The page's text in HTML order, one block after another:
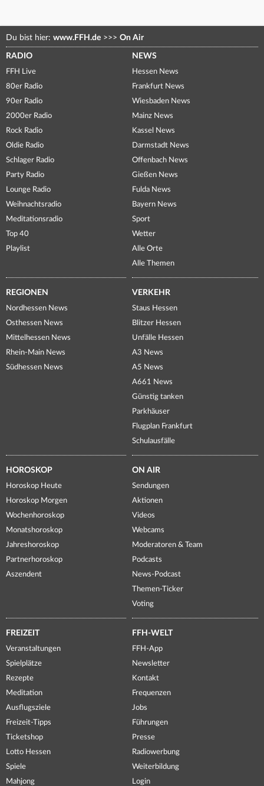
Du bist hier: www.FFH.de >>> On Air
RADIO
FFH Live
80er Radio
90er Radio
2000er Radio
Rock Radio
Oldie Radio
Schlager Radio
Party Radio
Lounge Radio
Weihnachtsradio
Meditationsradio
Top 40
Playlist
NEWS
Hessen News
Frankfurt News
Wiesbaden News
Mainz News
Kassel News
Darmstadt News
Offenbach News
Gießen News
Fulda News
Bayern News
Sport
Wetter
Alle Orte
Alle Themen
REGIONEN
Nordhessen News
Osthessen News
Mittelhessen News
Rhein-Main News
Südhessen News
VERKEHR
Staus Hessen
Blitzer Hessen
Unfälle Hessen
A3 News
A5 News
A661 News
Günstig tanken
Parkhäuser
Flugplan Frankfurt
Schulausfälle
HOROSKOP
Horoskop Heute
Horoskop Morgen
Wochenhoroskop
Monatshoroskop
Jahreshoroskop
Partnerhoroskop
Aszendent
ON AIR
Sendungen
Aktionen
Videos
Webcams
Moderatoren & Team
Podcasts
News-Podcast
Themen-Ticker
Voting
FREIZEIT
Veranstaltungen
Spielplätze
Rezepte
Meditation
Ausflugsziele
Freizeit-Tipps
Ticketshop
Lotto Hessen
Spiele
Mahjong
FFH-WELT
FFH-App
Newsletter
Kontakt
Frequenzen
Jobs
Führungen
Presse
Radiowerbung
Weiterbildung
Login